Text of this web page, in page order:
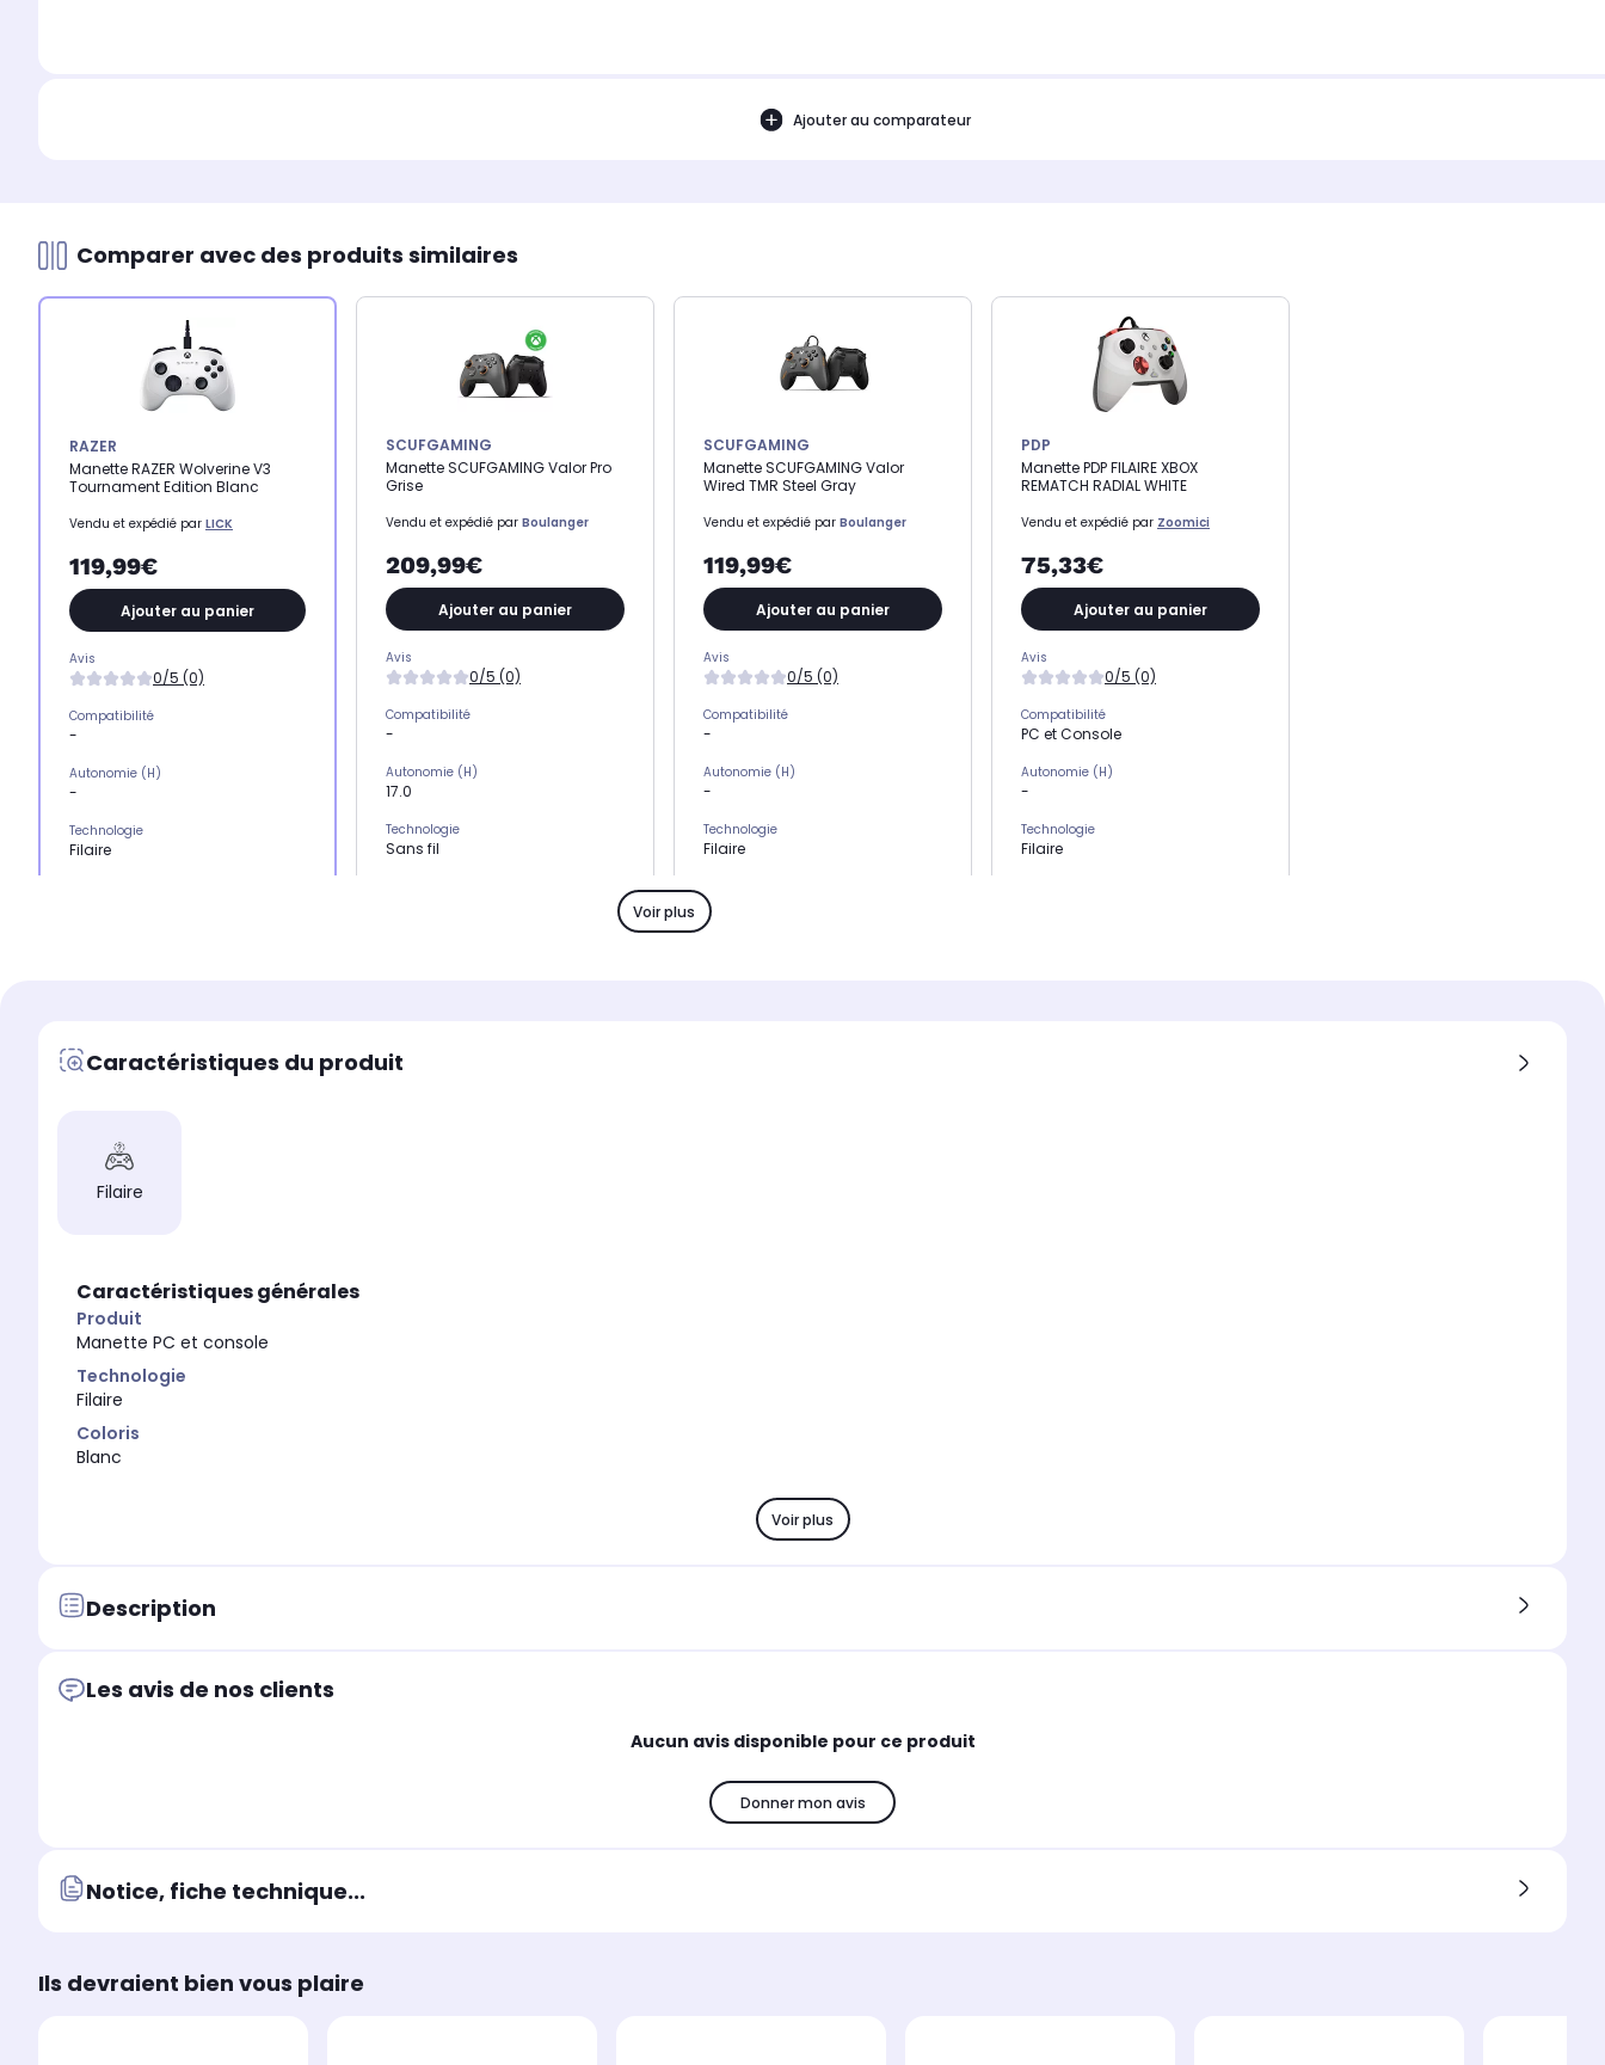
Ajouter au comparateur
Comparer avec des produits similaires
RAZER
Manette RAZER Wolverine V3
Tournament Edition Blanc
Vendu et expédié par LICK
119,99€
Ajouter au panier
Avis
0/5 (0)
Compatibilité
-
Autonomie (H)
-
Technologie
Filaire
SCUFGAMING
Manette SCUFGAMING Valor Pro
Grise
Vendu et expédié par Boulanger
209,99€
Ajouter au panier
Avis
0/5 (0)
Compatibilité
-
Autonomie (H)
17.0
Technologie
Sans fil
SCUFGAMING
Manette SCUFGAMING Valor
Wired TMR Steel Gray
Vendu et expédié par Boulanger
119,99€
Ajouter au panier
Avis
0/5 (0)
Compatibilité
-
Autonomie (H)
-
Technologie
Filaire
Manette PC et console
PDP
Manette PDP FILAIRE XBOX
REMATCH RADIAL WHITE
Vendu et expédié par Zoomici
75,33€
Ajouter au panier
Avis
0/5 (0)
Compatibilité
PC et Console
Autonomie (H)
-
Technologie
Filaire
Voir plus
Caractéristiques du produit
Filaire
Caractéristiques générales
Produit
Manette PC et console
Technologie
Filaire
Coloris
Blanc
Voir plus
Description
Les avis de nos clients
Aucun avis disponible pour ce produit
Donner mon avis
Notice, fiche technique...
Ils devraient bien vous plaire